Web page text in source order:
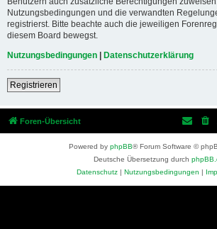
Nutzungsbedingungen und die verwandten
registrierst. Bitte beachte auch die jeweiligen
diesem Board bewegst.
Nutzungsbedingungen | Datenschutzerklärung
Registrieren
Foren-Übersicht
Powered by phpBB® Forum Software ©
Deutsche Übersetzung durch
Datenschutz | Nutzungsbedingungen |